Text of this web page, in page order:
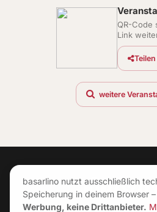
QR-Code
Link
Teilen
weitere
basarlino nutzt ausschließlich
Speicherung in deinem Browser –
Werbung, keine Drittanbieter.